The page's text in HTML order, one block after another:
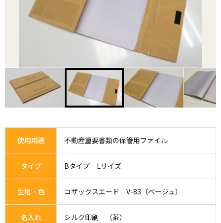
使用用途 不動産重要書類の保管用ファイル
タイプ Bタイプ Lサイズ
生地・色 コザックスエード V-83（ベージュ）
名入れ シルク印刷 （茶）